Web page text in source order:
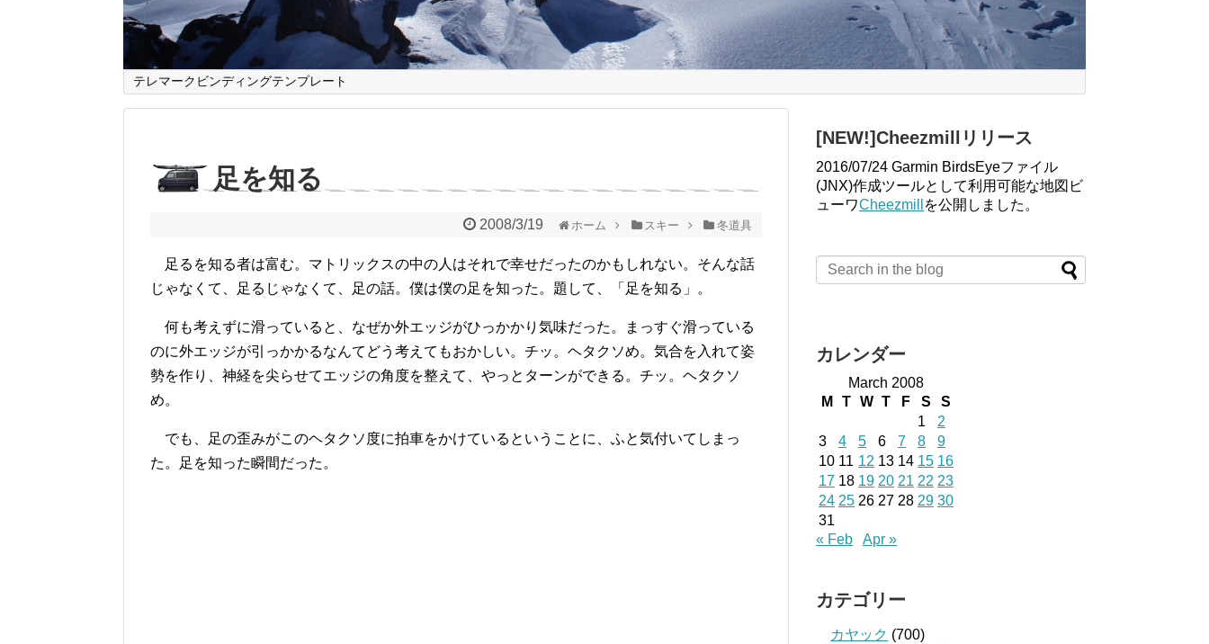
テレマークビンディングテンプレート
足を知る
2008/3/19 ホーム スキー 冬道具
足るを知る者は富む。マトリックスの中の人はそれで幸せだったのかもしれない。そんな話
じゃなくて、足るじゃなくて、足の話。僕は僕の足を知った。題して、「足を知る」。
何も考えずに滑っていると、なぜか外エッジがひっかかり気味だった。まっすぐ滑っている
のに外エッジが引っかかるなんてどう考えてもおかしい。チッ。ヘタクソめ。気合を入れて姿
勢を作り、神経を尖らせてエッジの角度を整えて、やっとターンができる。チッ。ヘタクソ
め。
でも、足の歪みがこのヘタクソ度に拍車をかけているということに、ふと気付いてしまっ
た。足を知った瞬間だった。
[NEW!]Cheezmillリリース
2016/07/24 Garmin BirdsEyeファイル
(JNX)作成ツールとして利用可能な地図ビ
ューワCheezmill を公開しました。
カレンダー
March 2008
M
T W T F S
S
1
2
3
4 5 6 7 8
9
10 11 12 13 14 15 16
17 18 19 20 21 22 23
24 25 26 27 28 29 30
31
« Feb
Apr »
カテゴリー
カヤック (700)